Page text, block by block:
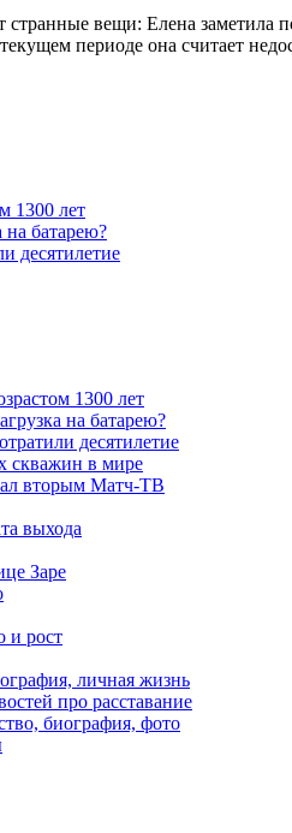
вещи: Елена заметила
периоде она считает
1300 лет
на батарею?
десятилетие
1300 лет
на батарею?
десятилетие
скважин в мире
вторым Матч-ТВ
выхода
Заре
и рост
личная жизнь
про расставание
биография, фото